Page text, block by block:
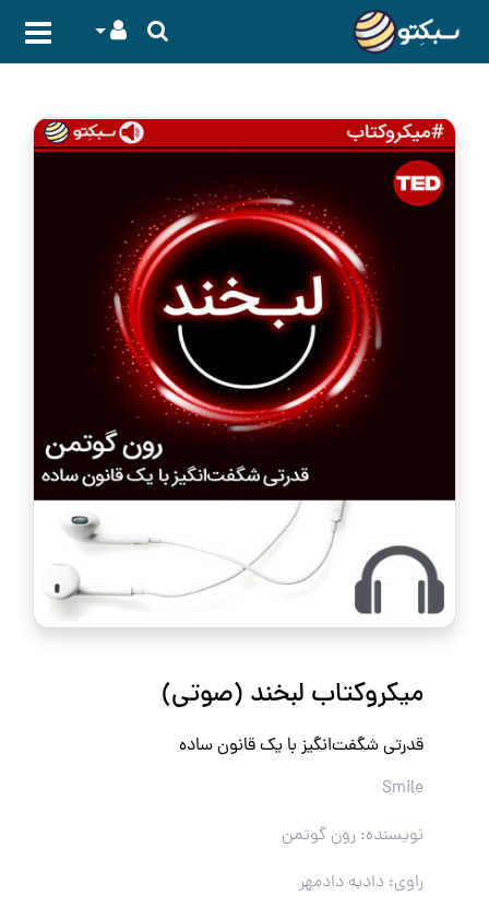
میکروکتاب لبخند (صوتی)
قدرتی شگفت‌انگیز با یک قانون ساده
Smile
نویسنده: رون گوتمن
راوی: دادبه دادمهر